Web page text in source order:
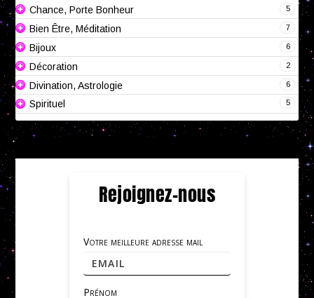
5
Chance, Porte Bonheur
7
Bien Être, Méditation
6
Bijoux
2
Décoration
6
Divination, Astrologie
5
Spirituel
Rejoignez-nous
Votre meilleure adresse mail
Prénom